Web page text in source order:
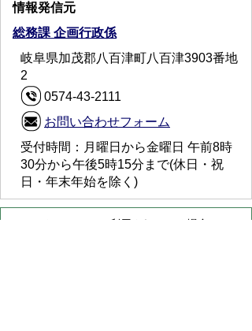
情報発信元
総務課 企画行政係
岐阜県加茂郡八百津町八百津3903番地
2
0574-43-2111
お問い合わせフォーム
受付時間：月曜日から金曜日 午前8時
30分から午後5時15分まで(休日・祝
日・年末年始を除く)
スマートフォンでご利用されている場合、